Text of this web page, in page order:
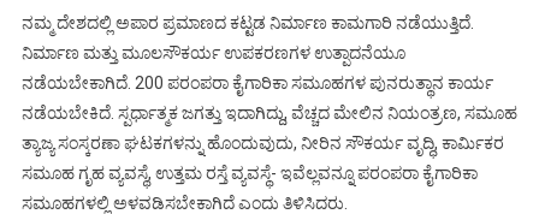
ನಮ್ಮ ದೇಶದಲ್ಲಿ ಅಪಾರ ಪ್ರಮಾಣದ ಕಟ್ಟಡ ನಿರ್ಮಾಣ ಕಾಮಗಾರಿ ನಡೆಯುತ್ತಿದೆ.
ನಿರ್ಮಾಣ ಮತ್ತು ಮೂಲಸೌಕರ್ಯ ಉಪಕರಣಗಳ ಉತ್ಪಾದನೆಯೂ
ನಡೆಯಬೇಕಾಗಿದೆ. 200 ಪರಂಪರಾ ಕೈಗಾರಿಕಾ ಸಮೂಹಗಳ ಪುನರುತ್ಥಾನ ಕಾರ್ಯ
ನಡೆಯಬೇಕಿದೆ. ಸ್ಪರ್ಧಾತ್ಮಕ ಜಗತ್ತು ಇದಾಗಿದ್ದು, ವೆಚ್ಚದ ಮೇಲಿನ ನಿಯಂತ್ರಣ, ಸಮೂಹ
ತ್ಯಾಜ್ಯ ಸಂಸ್ಕರಣಾ ಘಟಕಗಳನ್ನು ಹೊಂದುವುದು, ನೀರಿನ ಸೌಕರ್ಯ ವೃದ್ಧಿ, ಕಾರ್ಮಿಕರ
ಸಮೂಹ ಗೃಹ ವ್ಯವಸ್ಥೆ, ಉತ್ತಮ ರಸ್ತೆ ವ್ಯವಸ್ಥೆ- ಇವೆಲ್ಲವನ್ನೂ ಪರಂಪರಾ ಕೈಗಾರಿಕಾ
ಸಮೂಹಗಳಲ್ಲಿ ಅಳವಡಿಸಬೇಕಾಗಿದೆ ಎಂದು ತಿಳಿಸಿದರು.